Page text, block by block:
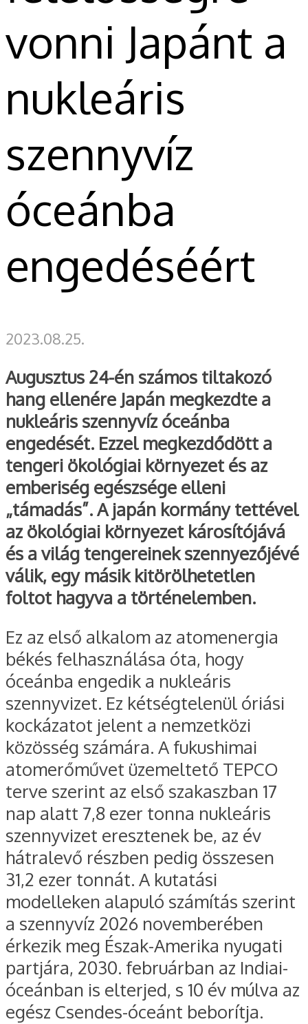
vonni Japánt a
nukleáris
szennyvíz
óceánba
engedéséért
2023.08.25.
Augusztus 24-én számos tiltakozó
hang ellenére Japán megkezdte a
nukleáris szennyvíz óceánba
engedését. Ezzel megkezdődött a
tengeri ökológiai környezet és az
emberiség egészsége elleni
„támadás”. A japán kormány tettével
az ökológiai környezet károsítójává
és a világ tengereinek szennyezőjévé
válik, egy másik kitörölhetetlen
foltot hagyva a történelemben.
Ez az első alkalom az atomenergia
békés felhasználása óta, hogy
óceánba engedik a nukleáris
szennyvizet. Ez kétségtelenül óriási
kockázatot jelent a nemzetközi
közösség számára. A fukushimai
atomerőművet üzemeltető TEPCO
terve szerint az első szakaszban 17
nap alatt 7,8 ezer tonna nukleáris
szennyvizet eresztenek be, az év
hátralevő részben pedig összesen
31,2 ezer tonnát. A kutatási
modelleken alapuló számítás szerint
a szennyvíz 2026 novemberében
érkezik meg Észak-Amerika nyugati
partjára, 2030. februárban az Indiai-
óceánban is elterjed, s 10 év múlva az
egész Csendes-óceánt beborítja.